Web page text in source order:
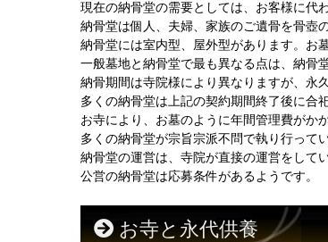
現在の納骨堂の需要としては、お客様に代
納骨堂は個人、夫婦、家族のご遺骨を骨壺
納骨堂には室内型、屋外型があります。お
一般墓地と納骨堂で最も異なる点は、納骨
納骨期間は寺院様により異なりますが、永
多くの納骨堂は上記の契約期間終了後に合
お寺により、お墓のように年間管理費がか
多くの納骨堂が宗旨宗派不問で執り行って
納骨堂の運営は、寺院が直接の運営をして
公営の納骨堂は応募条件があるようです。
お寺と永代供養